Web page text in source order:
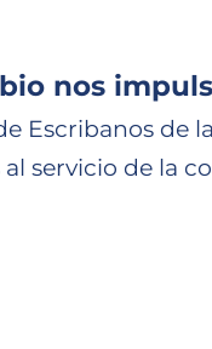
nos
Escribanos de
al servicio de la